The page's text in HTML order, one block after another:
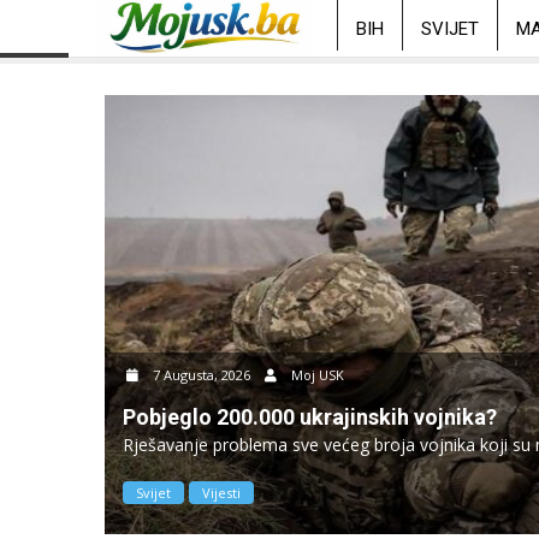
BIH SVIJET
7 Augusta, 2026 Moj USK
Pobjeglo 200.000 ukrajinskih vojnika?
Rješavanje problema sve većeg broja vojnika koji su
Svijet Vijesti